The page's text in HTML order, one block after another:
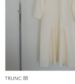
TRUNC 88